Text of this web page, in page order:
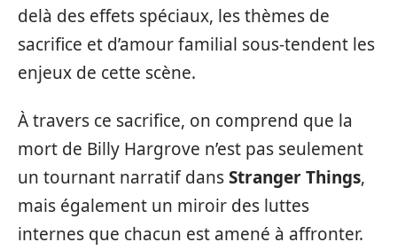
delà des effets spéciaux, les thèmes de
sacrifice et d’amour familial sous-tendent les
enjeux de cette scène.
À travers ce sacrifice, on comprend que la
mort de Billy Hargrove n’est pas seulement
un tournant narratif dansStranger Things,
mais également un miroir des luttes
internes que chacun est amené à affronter.